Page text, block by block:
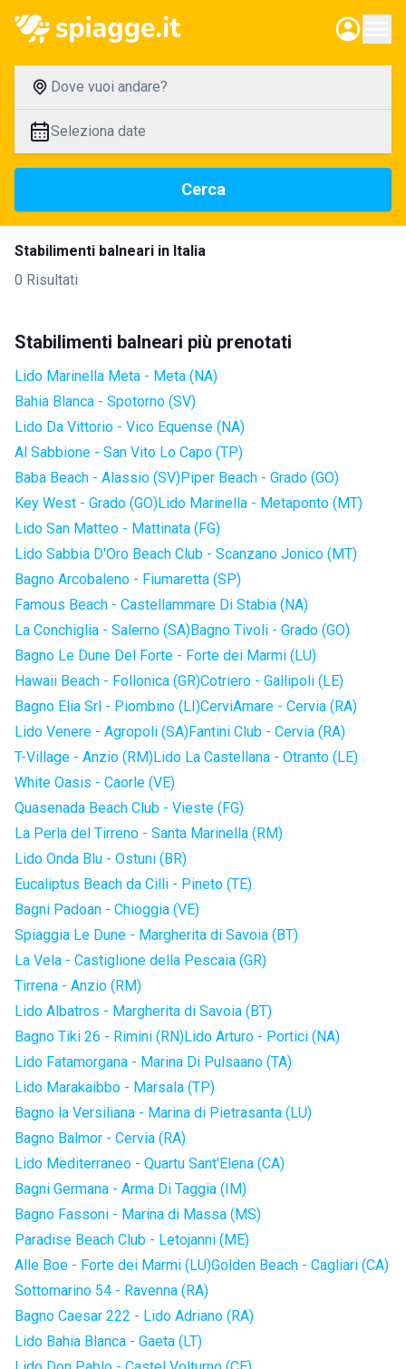
Dove vuoi andare?
Seleziona date
Cerca
Stabilimenti balneari in Italia
0 Risultati
Stabilimenti balneari più prenotati
Lido Marinella Meta - Meta (NA)
Bahia Blanca - Spotorno (SV)
Lido Da Vittorio - Vico Equense (NA)
Al Sabbione - San Vito Lo Capo (TP)
Baba Beach - Alassio (SV)Piper Beach - Grado (GO)
Key West - Grado (GO)Lido Marinella - Metaponto (MT)
Lido San Matteo - Mattinata (FG)
Lido Sabbia D'Oro Beach Club - Scanzano Jonico (MT)
Bagno Arcobaleno - Fiumaretta (SP)
Famous Beach - Castellammare Di Stabia (NA)
La Conchiglia - Salerno (SA)Bagno Tivoli - Grado (GO)
Bagno Le Dune Del Forte - Forte dei Marmi (LU)
Hawaii Beach - Follonica (GR)Cotriero - Gallipoli (LE)
Bagno Elia Srl - Piombino (LI)CerviAmare - Cervia (RA)
Lido Venere - Agropoli (SA)Fantini Club - Cervia (RA)
T-Village - Anzio (RM)Lido La Castellana - Otranto (LE)
White Oasis - Caorle (VE)
Quasenada Beach Club - Vieste (FG)
La Perla del Tirreno - Santa Marinella (RM)
Lido Onda Blu - Ostuni (BR)
Eucaliptus Beach da Cilli - Pineto (TE)
Bagni Padoan - Chioggia (VE)
Spiaggia Le Dune - Margherita di Savoia (BT)
La Vela - Castiglione della Pescaia (GR)
Tirrena - Anzio (RM)
Lido Albatros - Margherita di Savoia (BT)
Bagno Tiki 26 - Rimini (RN)Lido Arturo - Portici (NA)
Lido Fatamorgana - Marina Di Pulsaano (TA)
Lido Marakaibbo - Marsala (TP)
Bagno la Versiliana - Marina di Pietrasanta (LU)
Bagno Balmor - Cervia (RA)
Lido Mediterraneo - Quartu Sant'Elena (CA)
Bagni Germana - Arma Di Taggia (IM)
Bagno Fassoni - Marina di Massa (MS)
Paradise Beach Club - Letojanni (ME)
Alle Boe - Forte dei Marmi (LU)Golden Beach - Cagliari (CA)
Sottomarino 54 - Ravenna (RA)
Bagno Caesar 222 - Lido Adriano (RA)
Lido Bahia Blanca - Gaeta (LT)